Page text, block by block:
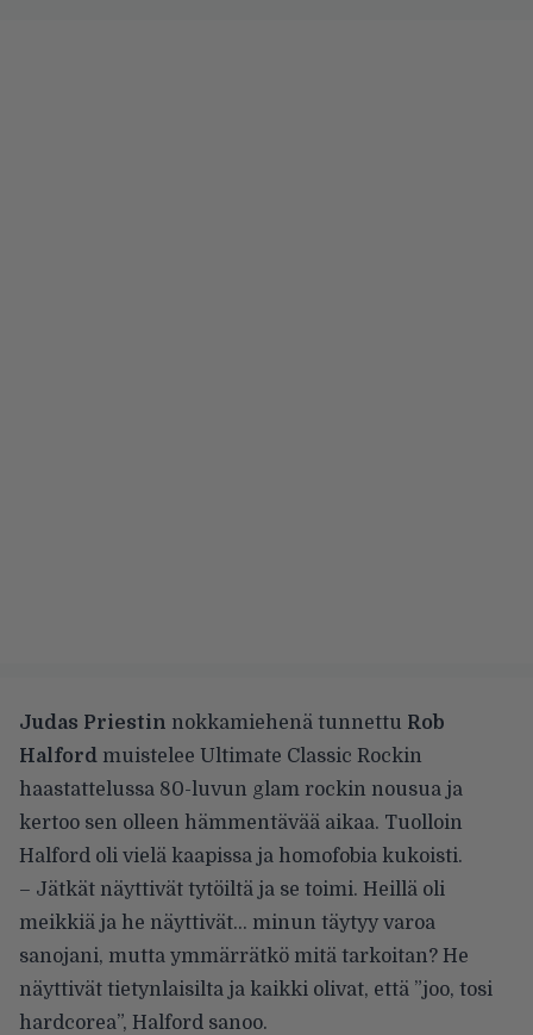
Judas Priestin nokkamiehenä tunnettu Rob
Halford muistelee Ultimate Classic Rockin
haastattelussa 80-luvun glam rockin nousua ja
kertoo sen olleen hämmentävää aikaa. Tuolloin
Halford oli vielä kaapissa ja homofobia kukoisti.
– Jätkät näyttivät tytöiltä ja se toimi. Heillä oli
meikkiä ja he näyttivät… minun täytyy varoa
sanojani, mutta ymmärrätkö mitä tarkoitan? He
näyttivät tietynlaisilta ja kaikki olivat, että ”joo, tosi
hardcorea”, Halford sanoo.